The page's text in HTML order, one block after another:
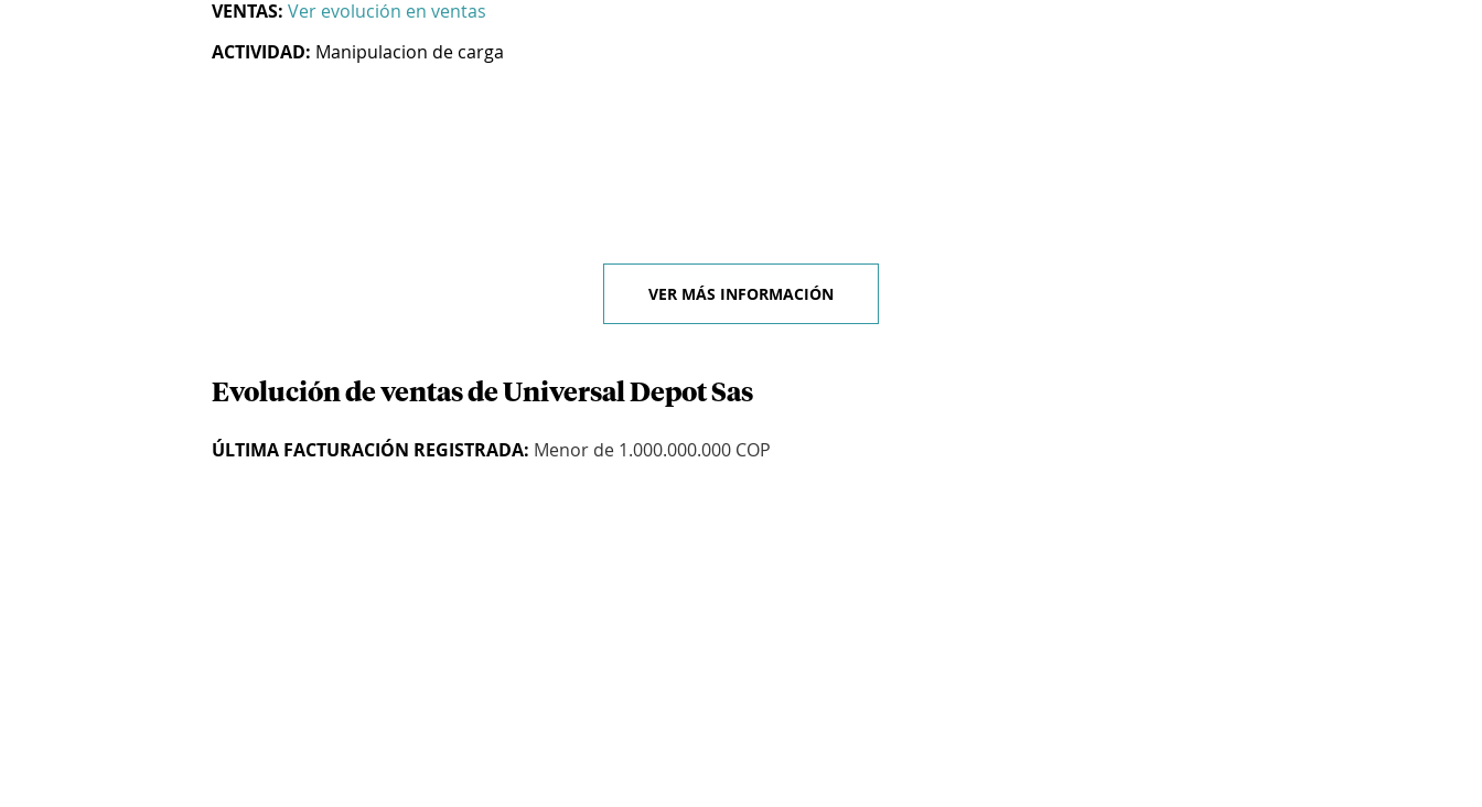
VENTAS: Ver evolución en ventas
ACTIVIDAD: Manipulacion de carga
VER MÁS INFORMACIÓN
Evolución de ventas de Universal Depot Sas
ÚLTIMA FACTURACIÓN REGISTRADA: Menor de 1.000.000.000 COP